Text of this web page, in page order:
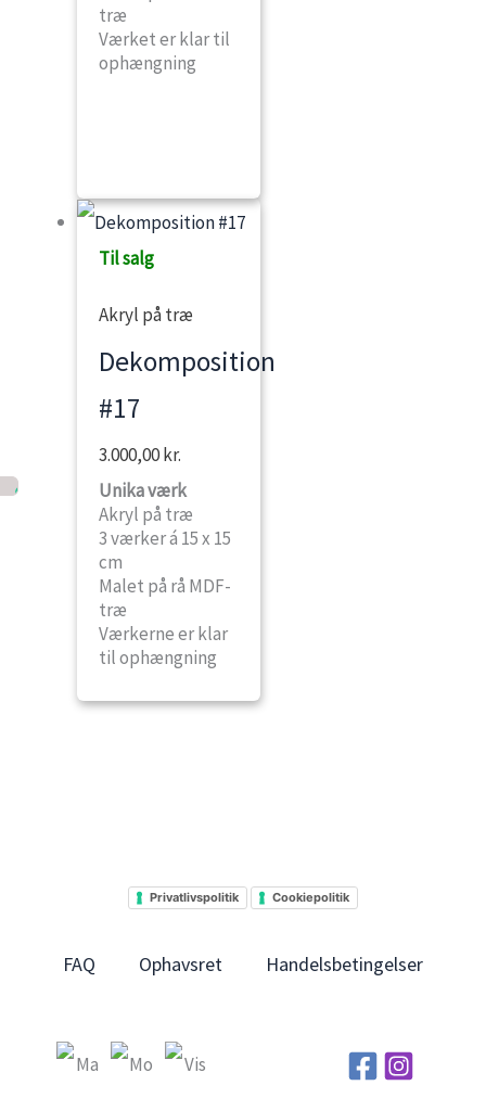
træ
Værket er klar til
ophængning
Til salg
Akryl på træ
Dekomposition
#17
3.000,00kr.
Unika værk
Akryl på træ
3 værker á 15 x 15
cm
Malet på rå MDF-
træ
Værkerne er klar
til ophængning
Privatlivspolitik Cookiepolitik
FAQ Ophavsret Handelsbetingelser